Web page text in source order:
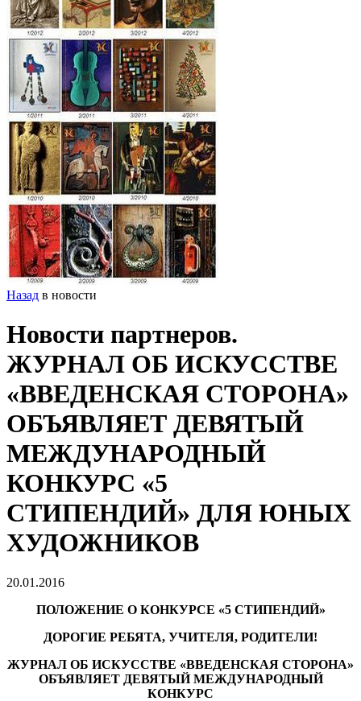
Назад в новости
Новости партнеров.
ЖУРНАЛ ОБ ИСКУССТВЕ
«ВВЕДЕНСКАЯ СТОРОНА»
ОБЪЯВЛЯЕТ ДЕВЯТЫЙ
МЕЖДУНАРОДНЫЙ
КОНКУРС «5
СТИПЕНДИЙ» ДЛЯ ЮНЫХ
ХУДОЖНИКОВ
20.01.2016
ПОЛОЖЕНИЕ О КОНКУРСЕ «5 СТИПЕНДИЙ»
ДОРОГИЕ РЕБЯТА, УЧИТЕЛЯ, РОДИТЕЛИ!
ЖУРНАЛ ОБ ИСКУССТВЕ «ВВЕДЕНСКАЯ СТОРОНА»
ОБЪЯВЛЯЕТ ДЕВЯТЫЙ МЕЖДУНАРОДНЫЙ
КОНКУРС